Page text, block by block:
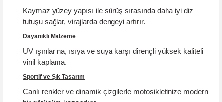
Kaymaz yüzey yapısı ile sürüş sırasında daha iyi diz
tutuşu sağlar, virajlarda dengeyi artırır.
Dayanıklı Malzeme
UV ışınlarına, ısıya ve suya karşı dirençli yüksek kaliteli
vinil kaplama.
Sportif ve Şık Tasarım
Canlı renkler ve dinamik çizgilerle motosikletinize modern